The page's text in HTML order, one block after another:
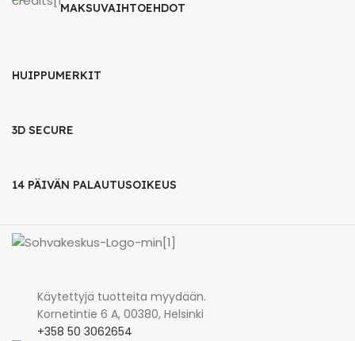
MAKSUVAIHTOEHDOT
HUIPPUMERKIT
3D SECURE
14 PÄIVÄN PALAUTUSOIKEUS
Käytettyjä tuotteita myydään.
Kornetintie 6 A, 00380, Helsinki
+358 50 3062654